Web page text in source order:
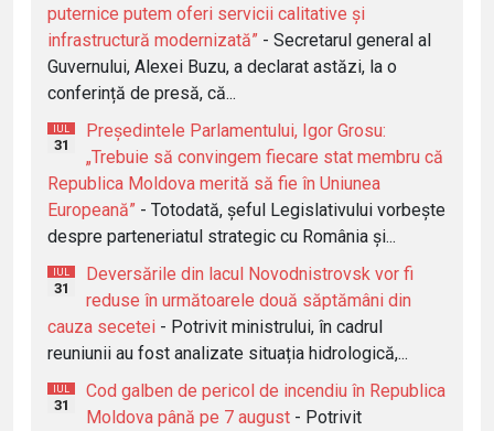
puternice putem oferi servicii calitative și
infrastructură modernizată” - Secretarul general al
Guvernului, Alexei Buzu, a declarat astăzi, la o
conferință de presă, că...
IUL
31
Președintele Parlamentului, Igor Grosu:
„Trebuie să convingem fiecare stat membru că
Republica Moldova merită să fie în Uniunea
Europeană” - Totodată, șeful Legislativului vorbește
despre parteneriatul strategic cu România și...
IUL
31
Deversările din lacul Novodnistrovsk vor fi
reduse în următoarele două săptămâni din
cauza secetei - Potrivit ministrului, în cadrul
reuniunii au fost analizate situația hidrologică,...
IUL
31
Cod galben de pericol de incendiu în Republica
Moldova până pe 7 august - Potrivit